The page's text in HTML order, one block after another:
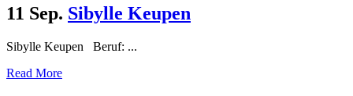
11 Sep. Sibylle Keupen
Sibylle Keupen Beruf: ...
Read More